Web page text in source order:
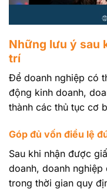
Những lưu ý sau
trí
Để doanh nghiệp có
động kinh doanh,
thành các thủ tục cơ
Góp đủ vốn điều lệ
Sau khi nhận được
doanh, doanh
trong thời gian quy